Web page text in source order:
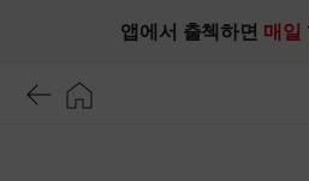
앱에서 출첵하면 매일